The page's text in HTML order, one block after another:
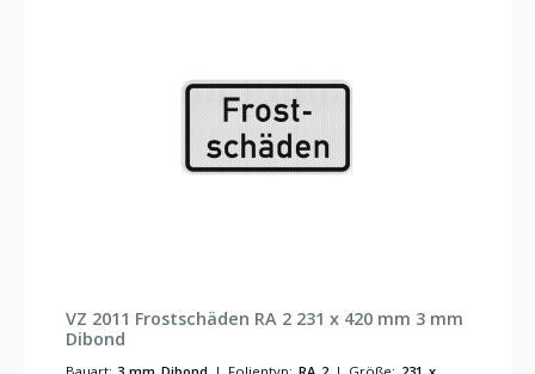
VZ 2011 Frostschäden RA 2 231 x 420 mm 3 mm
Dibond